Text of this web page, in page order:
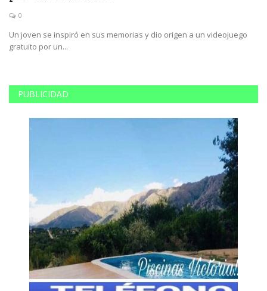
0
Un joven se inspiró en sus memorias y dio origen a un videojuego
gratuito por un...
PUBLICIDAD